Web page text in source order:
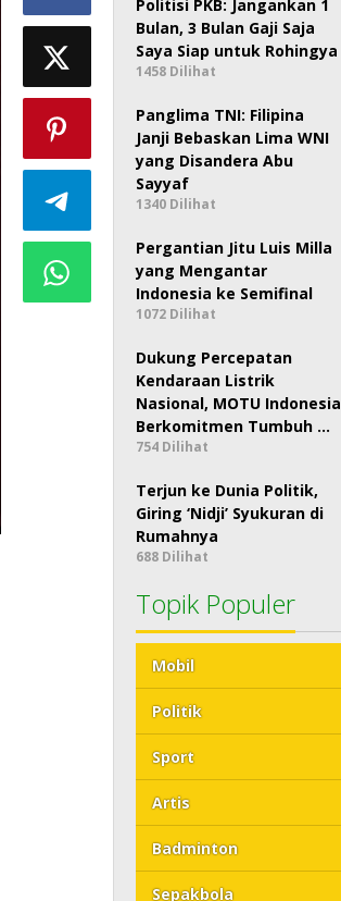
Politisi PKB: Jangankan 1
Bulan, 3 Bulan Gaji Saja
Saya Siap untuk Rohingya
1458 Dilihat
Panglima TNI: Filipina
Janji Bebaskan Lima WNI
yang Disandera Abu
Sayyaf
1340 Dilihat
Pergantian Jitu Luis Milla
yang Mengantar
Indonesia ke Semifinal
1072 Dilihat
Dukung Percepatan
Kendaraan Listrik
Nasional, MOTU Indonesia
Berkomitmen Tumbuh …
754 Dilihat
Terjun ke Dunia Politik,
Giring ‘Nidji’ Syukuran di
Rumahnya
688 Dilihat
Topik Populer
Mobil
Politik
Sport
Artis
Badminton
Sepakbola